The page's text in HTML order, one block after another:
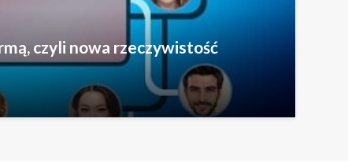
czyli nowa rzeczywistość